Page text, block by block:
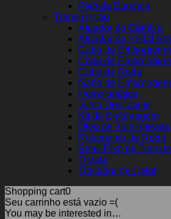
Pivô da Bandeja
Transmissão
Atuador do Câmbio
Atuador do Pedal
Cabo de Embreagem
Colar de Embreagem
Cubo de Roda
Garfo de Embreagem
Homocinética
Junta Deslizante
Kit de Embreagem
Óleo de Transmissão
Rolamento de Roda
Semi Eixo da
Trizeta
Trocador de Calor
Shopping cart0
Seu carrinho está vazio =(
You may be interested in…